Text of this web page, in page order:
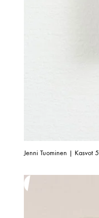
Jenni Tuominen | Kasvot 5